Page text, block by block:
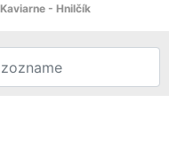
- Hnilčík